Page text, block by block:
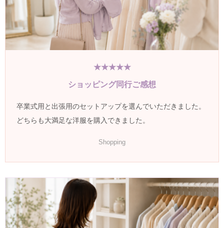
★★★★★
ショッピング同行ご感想
卒業式用と出張用のセットアップを選んでいただきました。
どちらも大満足な洋服を購入できました。
Shopping